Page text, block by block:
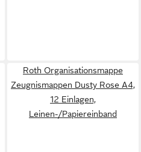
Roth Organisationsmappe
Zeugnismappen Dusty Rose A4,
12 Einlagen,
Leinen-/Papiereinband